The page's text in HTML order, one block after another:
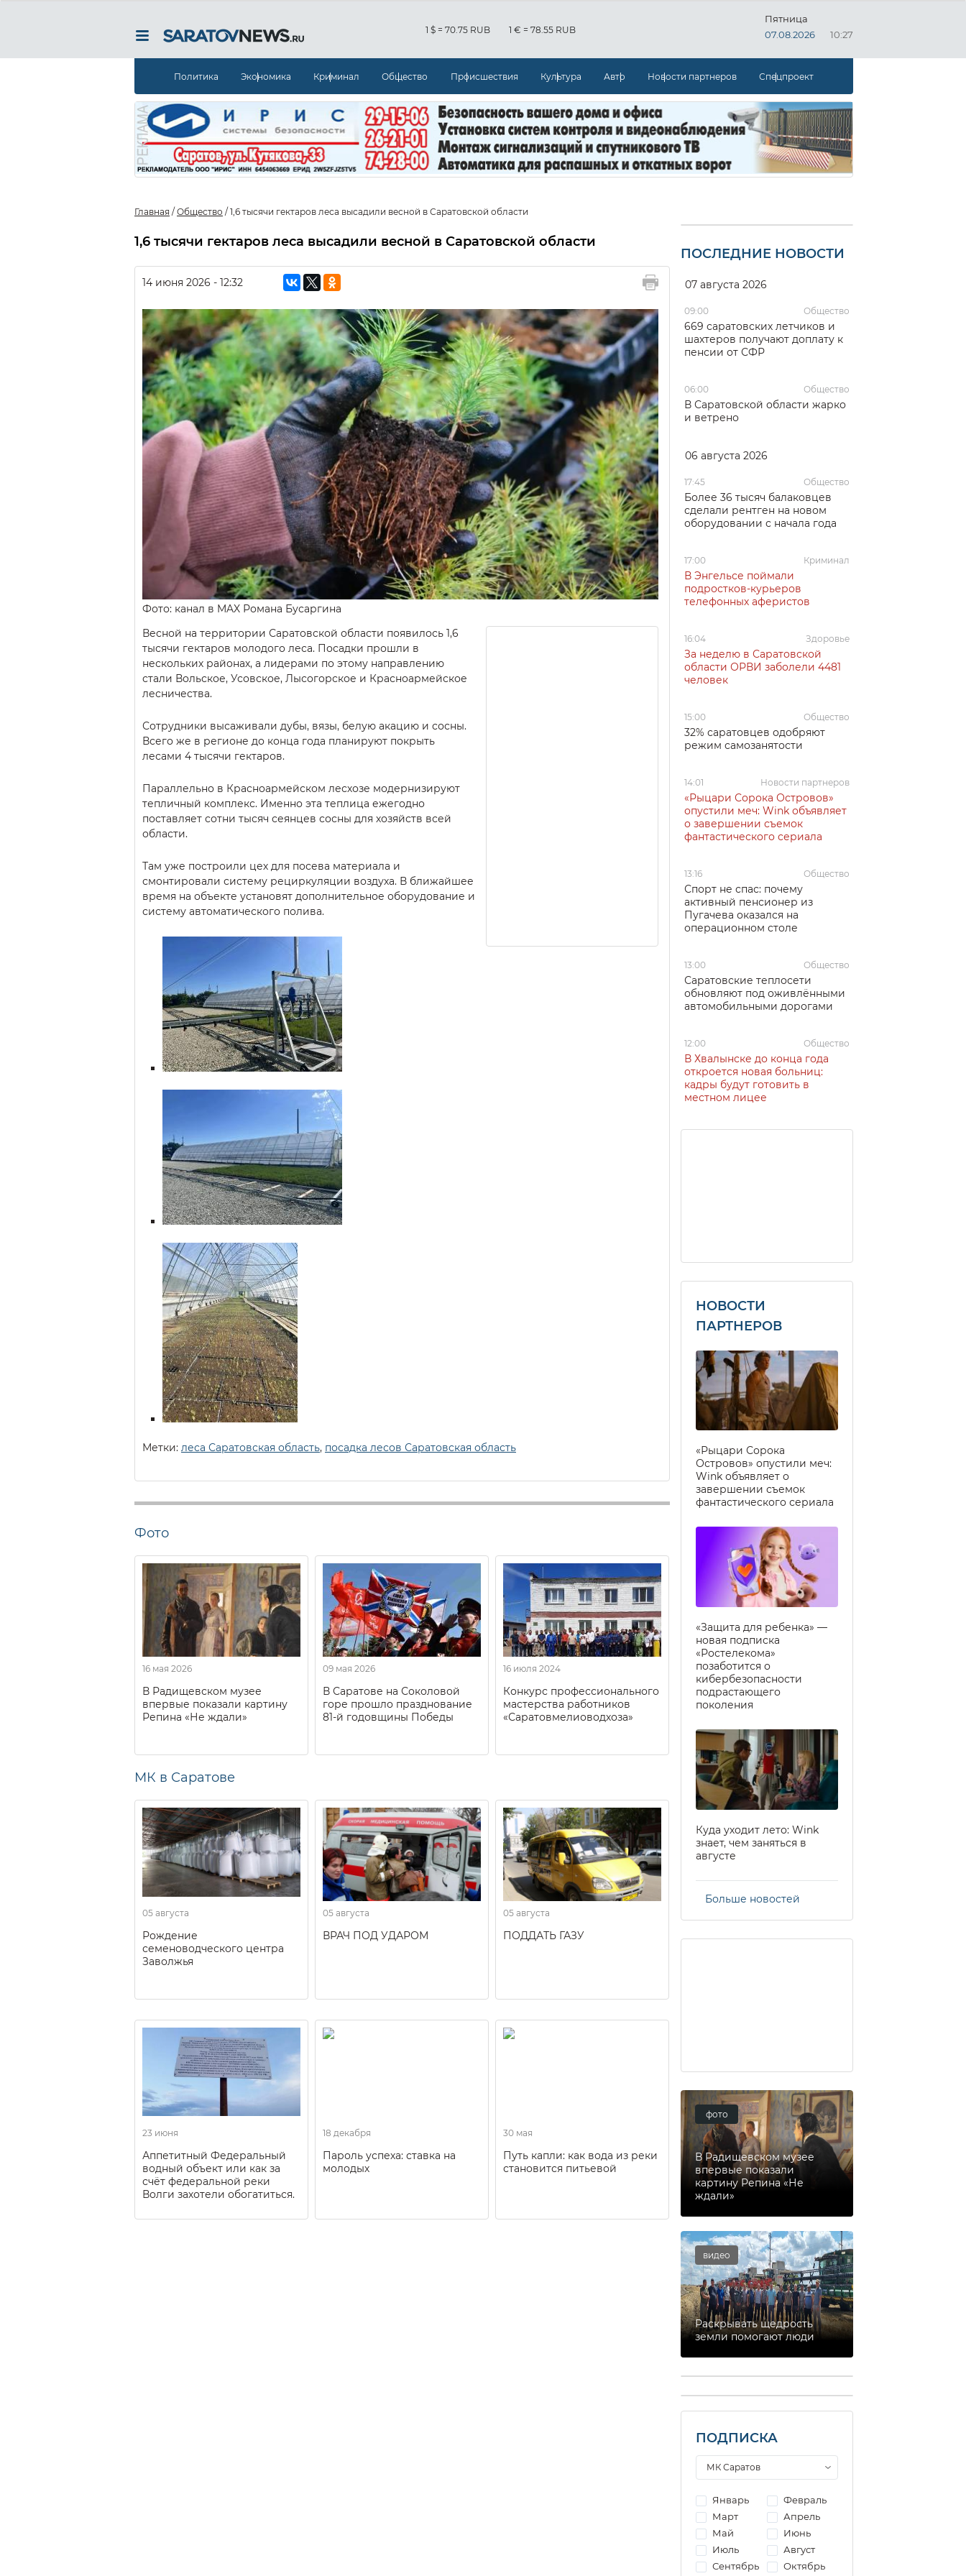
1 $ = 70.75 RUB 1 € = 78.55 RUB
Пятница
07.08.2026
10:27
Политика Экономика Криминал Общество Происшествия Культура Авто Новости партнеров Спецпроект
Главная / Общество / 1,6 тысячи гектаров леса высадили весной в Саратовской области
1,6 тысячи гектаров леса высадили весной в Саратовской области
14 июня 2026 - 12:32
Фото: канал в MAX Романа Бусаргина
Весной на территории Саратовской области появилось 1,6
тысячи гектаров молодого леса. Посадки прошли в
нескольких районах, а лидерами по этому направлению
стали Вольское, Усовское, Лысогорское и Красноармейское
лесничества.
Сотрудники высаживали дубы, вязы, белую акацию и сосны.
Всего же в регионе до конца года планируют покрыть
лесами 4 тысячи гектаров.
Параллельно в Красноармейском лесхозе модернизируют
тепличный комплекс. Именно эта теплица ежегодно
поставляет сотни тысяч сеянцев сосны для хозяйств всей
области.
Там уже построили цех для посева материала и
смонтировали систему рециркуляции воздуха. В ближайшее
время на объекте установят дополнительное оборудование и
систему автоматического полива.
Метки: леса Саратовская область, посадка лесов Саратовская область
Фото
16 мая 2026
В Радищевском музее
впервые показали картину
Репина «Не ждали»
09 мая 2026
В Саратове на Соколовой
горе прошло празднование
81-й годовщины Победы
16 июля 2024
Конкурс профессионального
мастерства работников
«Саратовмелиоводхоза»
МК в Саратове
05 августа
Рождение
семеноводческого центра
Заволжья
05 августа
ВРАЧ ПОД УДАРОМ
05 августа
ПОДДАТЬ ГАЗУ
23 июня
Аппетитный Федеральный
водный объект или как за
счёт федеральной реки
Волги захотели обогатиться.
18 декабря
Пароль успеха: ставка на
молодых
30 мая
Путь капли: как вода из реки
становится питьевой
ПОСЛЕДНИЕ НОВОСТИ
07 августа 2026
09:00 Общество
669 саратовских летчиков и
шахтеров получают доплату к
пенсии от СФР
06:00 Общество
В Саратовской области жарко
и ветрено
06 августа 2026
17:45 Общество
Более 36 тысяч балаковцев
сделали рентген на новом
оборудовании с начала года
17:00 Криминал
В Энгельсе поймали
подростков-курьеров
телефонных аферистов
16:04 Здоровье
За неделю в Саратовской
области ОРВИ заболели 4481
человек
15:00 Общество
32% саратовцев одобряют
режим самозанятости
14:01 Новости партнеров
«Рыцари Сорока Островов»
опустили меч: Wink объявляет
о завершении съемок
фантастического сериала
13:16 Общество
Спорт не спас: почему
активный пенсионер из
Пугачева оказался на
операционном столе
13:00 Общество
Саратовские теплосети
обновляют под оживлёнными
автомобильными дорогами
12:00 Общество
В Хвалынске до конца года
откроется новая больниц:
кадры будут готовить в
местном лицее
НОВОСТИ
ПАРТНЕРОВ
«Рыцари Сорока
Островов» опустили меч:
Wink объявляет о
завершении съемок
фантастического сериала
«Защита для ребенка» —
новая подписка
«Ростелекома»
позаботится о
кибербезопасности
подрастающего
поколения
Куда уходит лето: Wink
знает, чем заняться в
августе
Больше новостей
фото
В Радищевском музее
впервые показали
картину Репина «Не
ждали»
видео
Раскрывать щедрость
земли помогают люди
ПОДПИСКА
Январь
Февраль
Март
Апрель
Май
Июнь
Июль
Август
Сентябрь
Октябрь